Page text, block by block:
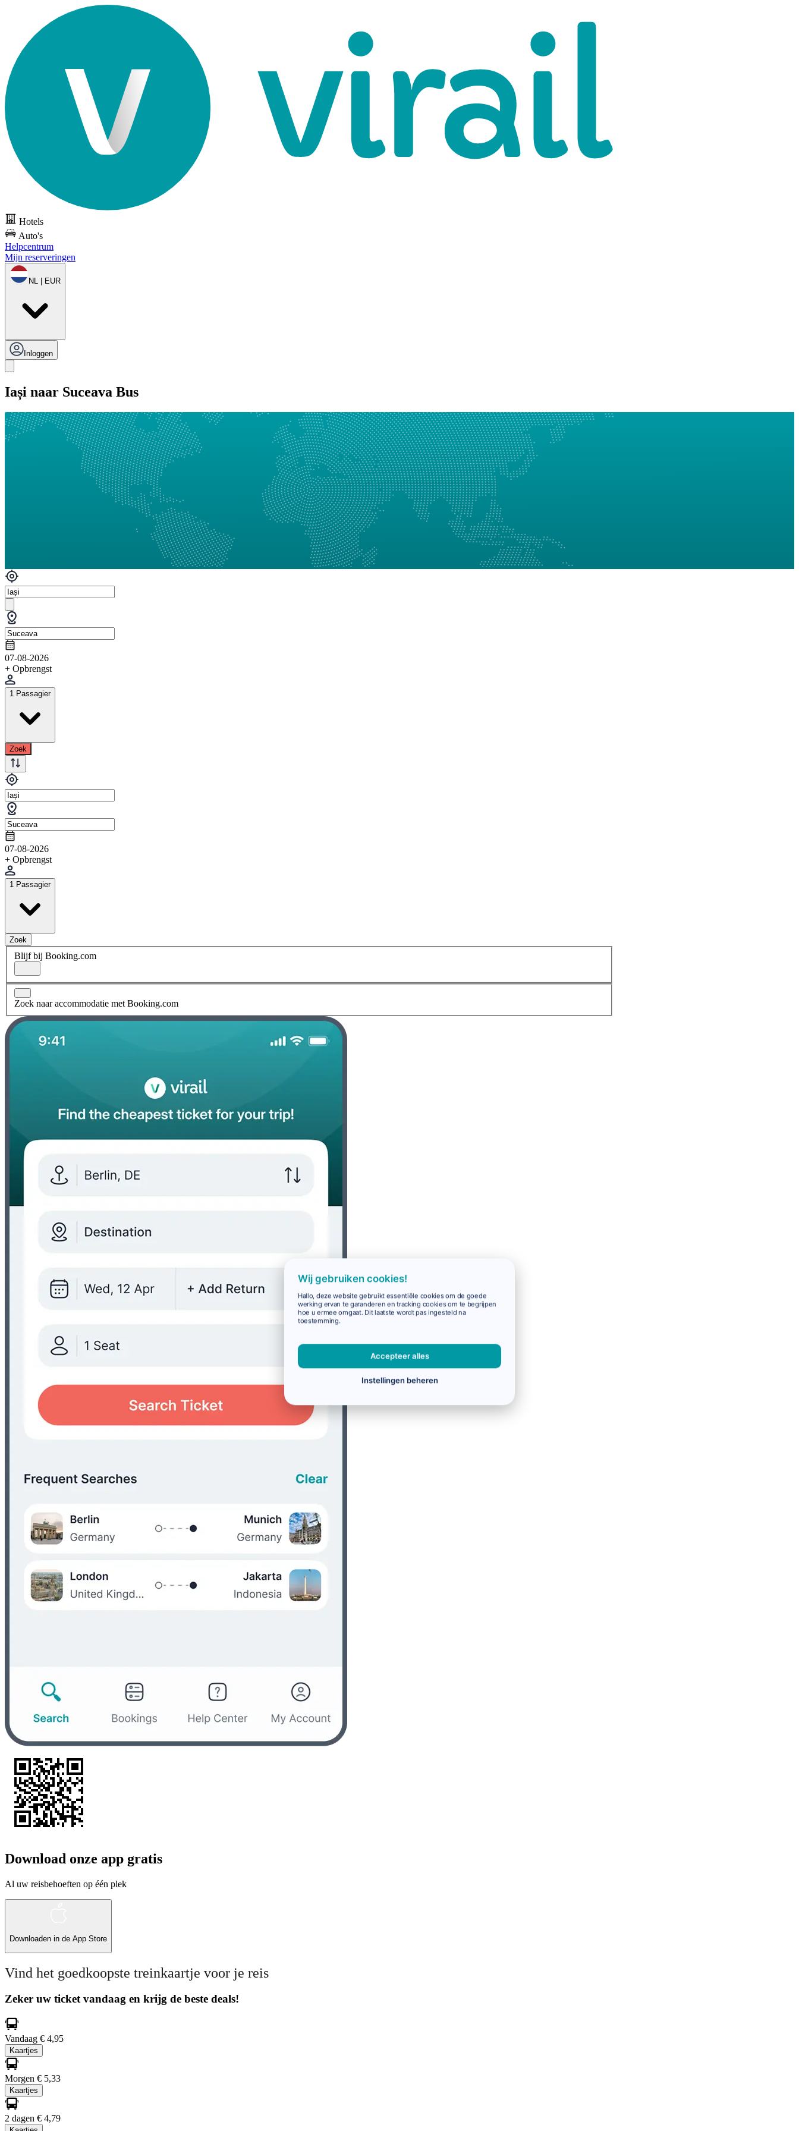
Hotels
Auto's
Helpcentrum
Mijn reserveringen
NL | EUR
Inloggen
Iași naar Suceava Bus
07-08-2026
+ Opbrengst
1 Passagier
Zoek
07-08-2026
+ Opbrengst
1 Passagier
Zoek
Blijf bij Booking.com
Zoek naar accommodatie met Booking.com
Download onze app gratis
Al uw reisbehoeften op één plek
Downloaden in de App Store
Vind het goedkoopste treinkaartje voor je reis
Zeker uw ticket vandaag en krijg de beste deals!
Vandaag € 4,95
Kaartjes
Morgen € 5,33
Kaartjes
2 dagen € 4,79
Wij gebruiken cookies!
Hallo, deze website gebruikt essentiële cookies om de goede
werking ervan te garanderen en tracking cookies om te begrijpen
hoe u ermee omgaat. Dit laatste wordt pas ingesteld na
toestemming.
Accepteer alles
Instellingen beheren